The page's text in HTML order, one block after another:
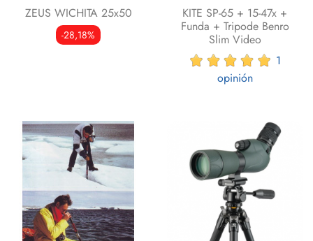
ZEUS WICHITA 25x50
-28,18%
KITE SP-65 + 15-47x +
Funda + Tripode Benro
Slim Video
1
opinión